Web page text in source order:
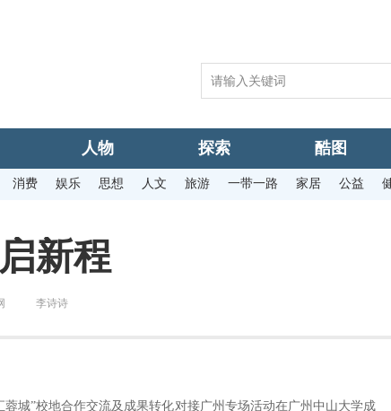
人物 探索 酷图
消费 娱乐 思想 人文 旅游 一带一路 家居 公益
新程
李诗诗
城”校地合作交流及成果转化对接广州专场活动在广州中山大学成